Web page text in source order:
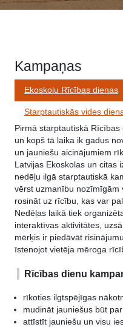
Kampaņas
Ekoskolu Rīcības dienas
Starptautiskās vides
Pirmā starptautiskā
un kopš tā laika ik gadus
un jauniešu aicinājumiem
Latvijas Ekoskolas un citas
nedēļu ilgā starptautiskā
vērst uzmanību nozīmīgām
rosināt uz rīcību, kas var
Nedēļas laikā tiek
interaktīvas aktivitātes,
mērķis ir piedāvāt
īstenojot vietēja mēroga
Rīcības dienu
rīkoties ilgtspējīgas
mudināt jauniešus būt
attīstīt jauniešu un visu